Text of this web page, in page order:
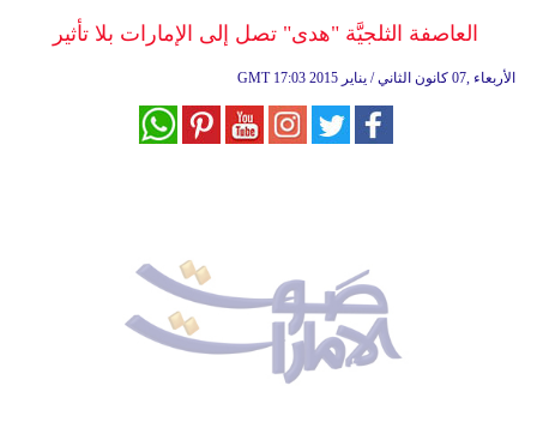
أزياء
العاصفة الثلجيَّة "هدى" تصل إلى الإمارات بلا تأثير
GMT 17:03 2015 الأربعاء ,07 كانون الثاني / يناير